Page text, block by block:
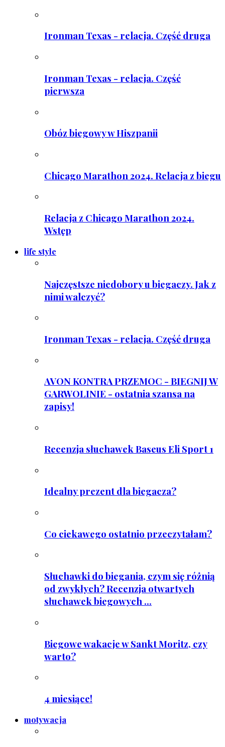
Ironman Texas - relacja. Część druga
Ironman Texas - relacja. Część
pierwsza
Obóz biegowy w Hiszpanii
Chicago Marathon 2024. Relacja z biegu
Relacja z Chicago Marathon 2024.
Wstęp
life style
Najczęstsze niedobory u biegaczy. Jak z
nimi walczyć?
Ironman Texas - relacja. Część druga
AVON KONTRA PRZEMOC - BIEGNIJ W
GARWOLINIE - ostatnia szansa na
zapisy!
Recenzja słuchawek Baseus Eli Sport 1
Idealny prezent dla biegacza?
Co ciekawego ostatnio przeczytałam?
Słuchawki do biegania, czym się różnią
od zwykłych? Recenzja otwartych
słuchawek biegowych ...
Biegowe wakacje w Sankt Moritz, czy
warto?
4 miesiące!
motywacja